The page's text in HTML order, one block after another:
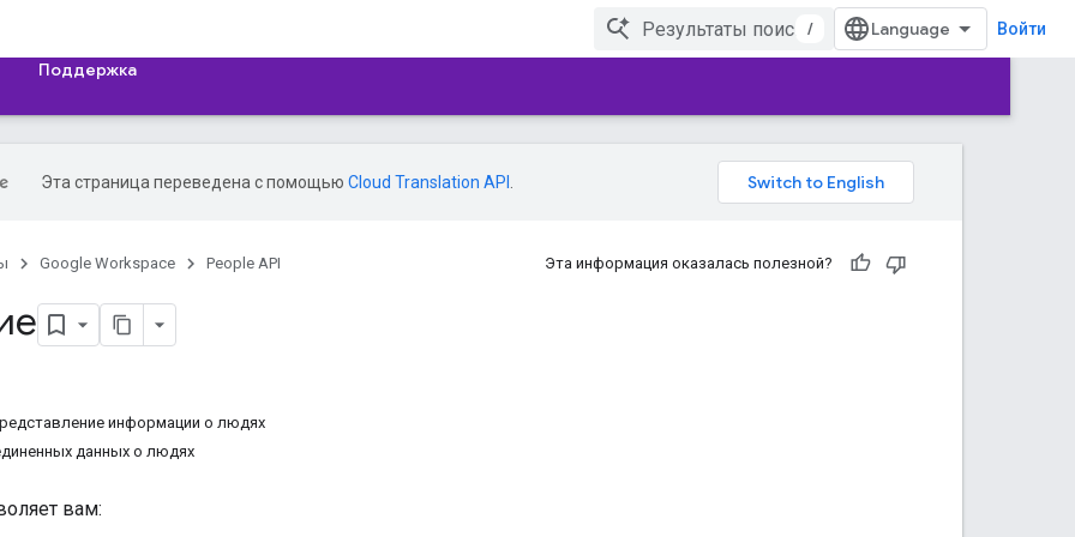
/ Войти
Поддержка
Эта страница переведена с помощью Cloud Translation API
Google Workspace People API Эта информация оказалась полезной?
информации о людях
данных о людях
вам: